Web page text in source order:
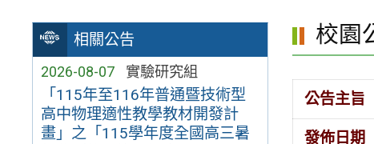
相關公告
2026-08-07 實驗研究組
「115年至116年普通暨技術型
高中物理適性教學教材開發計
畫」之「115學年度全國高三暑
校園
公告主旨
發佈日期